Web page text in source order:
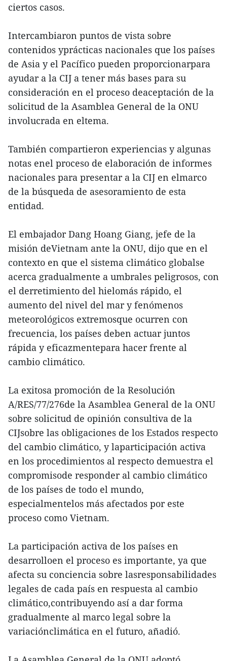
ciertos casos.
Intercambiaron puntos de vista sobre
contenidos yprácticas nacionales que los países
de Asia y el Pacífico pueden proporcionarpara
ayudar a la CIJ a tener más bases para su
consideración en el proceso deaceptación de la
solicitud de la Asamblea General de la ONU
involucrada en eltema.
También compartieron experiencias y algunas
notas enel proceso de elaboración de informes
nacionales para presentar a la CIJ en elmarco
de la búsqueda de asesoramiento de esta
entidad.
El embajador Dang Hoang Giang, jefe de la
misión deVietnam ante la ONU, dijo que en el
contexto en que el sistema climático globalse
acerca gradualmente a umbrales peligrosos, con
el derretimiento del hielomás rápido, el
aumento del nivel del mar y fenómenos
meteorológicos extremosque ocurren con
frecuencia, los países deben actuar juntos
rápida y eficazmentepara hacer frente al
cambio climático.
La exitosa promoción de la Resolución
A/RES/77/276de la Asamblea General de la ONU
sobre solicitud de opinión consultiva de la
CIJsobre las obligaciones de los Estados respecto
del cambio climático, y laparticipación activa
en los procedimientos al respecto demuestra el
compromisode responder al cambio climático
de los países de todo el mundo,
especialmentelos más afectados por este
proceso como Vietnam.
La participación activa de los países en
desarrolloen el proceso es importante, ya que
afecta su conciencia sobre lasresponsabilidades
legales de cada país en respuesta al cambio
climático,contribuyendo así a dar forma
gradualmente al marco legal sobre la
variaciónclimática en el futuro, añadió.